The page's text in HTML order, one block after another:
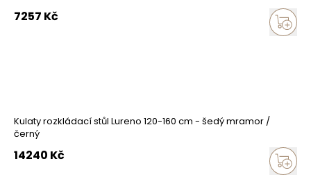
7257 Kč
Kulaty rozkládací stůl Lureno 120-160 cm - šedý mramor /
černý
14240 Kč